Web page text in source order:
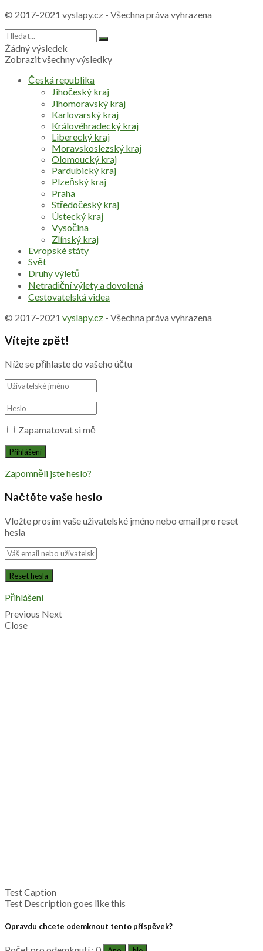
© 2017-2021 vyslapy.cz - Všechna práva vyhrazena
Žádný výsledek
Zobrazit všechny výsledky
Česká republika
Jihočeský kraj
Jihomoravský kraj
Karlovarský kraj
Královéhradecký kraj
Liberecký kraj
Moravskoslezský kraj
Olomoucký kraj
Pardubický kraj
Plzeňský kraj
Praha
Středočeský kraj
Ústecký kraj
Vysočina
Zlínský kraj
Evropské státy
Svět
Druhy výletů
Netradiční výlety a dovolená
Cestovatelská videa
© 2017-2021 vyslapy.cz - Všechna práva vyhrazena
Vítejte zpět!
Níže se přihlaste do vašeho účtu
Zapamatovat si mě
Zapomněli jste heslo?
Načtěte vaše heslo
Vložte prosím vaše uživatelské jméno nebo email pro reset
hesla
Přihlášení
Previous Next
Close
Test Caption
Test Description goes like this
Opravdu chcete odemknout tento příspěvek?